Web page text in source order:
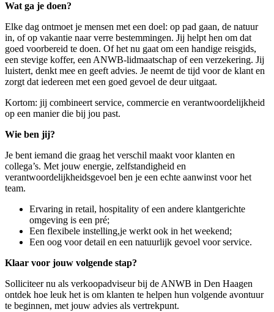
Wat ga je doen?
Elke dag ontmoet je mensen met een doel: op pad gaan, de natuur
in, of op vakantie naar verre bestemmingen. Jij helpt hen om dat
goed voorbereid te doen. Of het nu gaat om een handige reisgids,
een stevige koffer, een ANWB-lidmaatschap of een verzekering. Jij
luistert, denkt mee en geeft advies. Je neemt de tijd voor de klant en
zorgt dat iedereen met een goed gevoel de deur uitgaat.
Kortom: jij combineert service, commercie en verantwoordelijkheid
op een manier die bij jou past.
Wie ben jij?
Je bent iemand die graag het verschil maakt voor klanten en
collega’s. Met jouw energie, zelfstandigheid en
verantwoordelijkheidsgevoel ben je een echte aanwinst voor het
team.
Ervaring in retail, hospitality of een andere klantgerichte
omgeving is een pré;
Een flexibele instelling,je werkt ook in het weekend;
Een oog voor detail en een natuurlijk gevoel voor service.
Klaar voor jouw volgende stap?
Solliciteer nu als verkoopadviseur bij de ANWB in Den Haagen
ontdek hoe leuk het is om klanten te helpen hun volgende avontuur
te beginnen, met jouw advies als vertrekpunt.